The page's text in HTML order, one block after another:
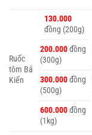
Ruốc
tôm Bá
Kiến
130.000
đồng (200g)
200.000đồng
(300g)
300.000đồng
(500g)
600.000đồng
(1kg)